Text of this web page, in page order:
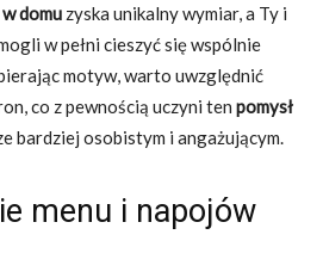
domu zyska unikalny wymiar, a Ty i
w pełni cieszyć się wspólnie
motyw, warto uwzględnić
co z pewnością uczyni ten pomysł
bardziej osobistym i angażującym.
menu i napojów